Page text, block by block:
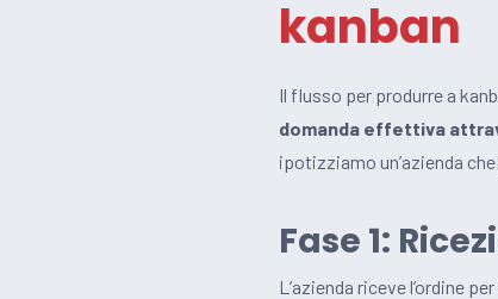
kanban
Il flusso per produrre a
domanda effettiva
ipotizziamo un’azienda
Fase 1:
L’azienda riceve l’ordine